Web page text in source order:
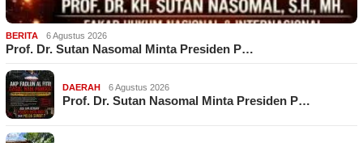
BERITA 6 Agustus 2026
Prof. Dr. Sutan Nasomal Minta Presiden P…
DAERAH 6 Agustus 2026
Prof. Dr. Sutan Nasomal Minta Presiden P…